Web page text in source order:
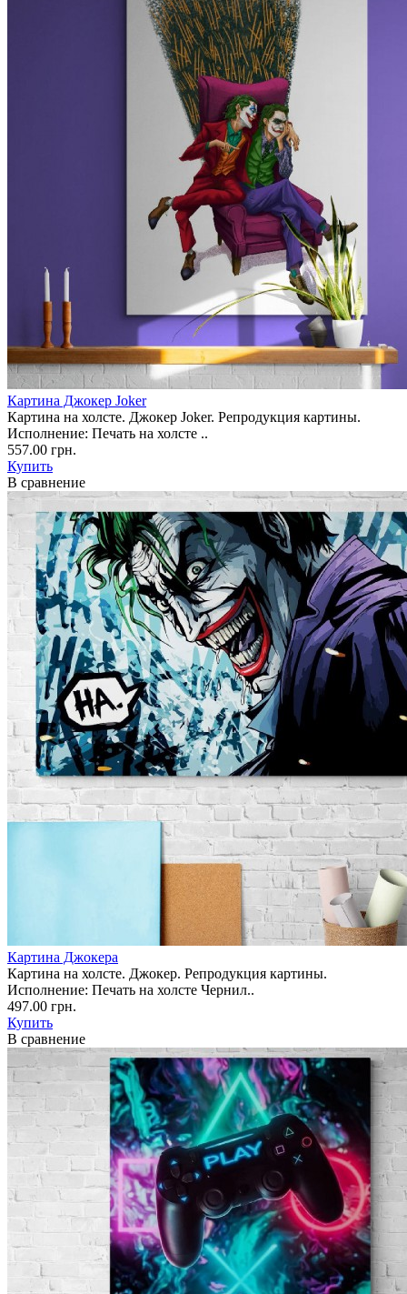
Картина Джокер Joker
Картина на холсте. Джокер Joker. Репродукция картины.
Исполнение: Печать на холсте ..
557.00 грн.
Купить
В сравнение
Картина Джокера
Картина на холсте. Джокер. Репродукция картины.
Исполнение: Печать на холсте Чернил..
497.00 грн.
Купить
В сравнение